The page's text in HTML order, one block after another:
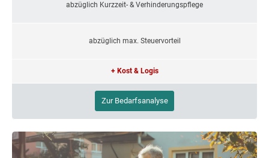
abzüglich Kurzzeit- & Verhinderungspflege
abzüglich max. Steuervorteil
+ Kost & Logis
Zur Bedarfsanalyse